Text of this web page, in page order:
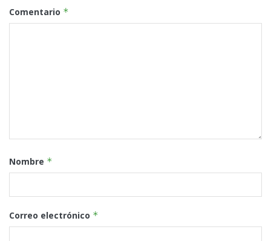
Comentario *
Nombre *
Correo electrónico *